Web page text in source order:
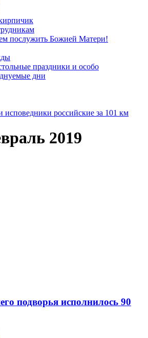
послужить Божией Матери!
праздники и особо
дни
российские за 101 км
2019
подворья исполнилось 90